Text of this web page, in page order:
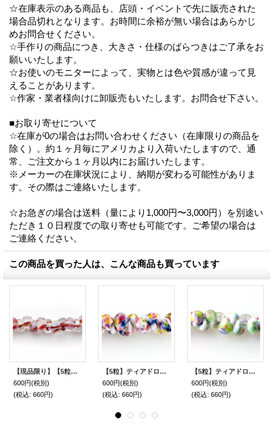
☆在庫表示のある商品も、店頭・イベントで先に販売された
場合品切れとなります。お時間に余裕が無い場合はあらかじ
めお問合せください。
☆手作りの商品につき、大きさ・仕様のばらつきはご了承をお
願いいたします。
☆お使いのモニターによって、実物とは色や質感が違って見
えることがあります。
☆作家・業者様向けに卸販売もいたします。お問合せ下さい。
■お取り寄せについて
☆在庫が0の場合はお問い合わせください（在庫限りの商品を
除く）。約１ヶ月毎にアメリカより入荷いたしますので、通
常、ご注文から１ヶ月以内にお届けいたします。
※メーカーの在庫状況により、納期が変わる可能性がありま
す。その際はご連絡いたします。
☆お急ぎの場合は送料（量により1,000円〜3,000円）を別途い
ただき１０日程度での取り寄せも可能です。ご希望の場合は
ご連絡ください。
この商品を買った人は、こんな商品も買っています
【現品限り】【5粒】ティアドロップビーズ エキゾチック【Iris】
600円(税別)
(税込: 660円)
【5粒】ティアドロップビーズ エキゾチック 【Aspen】
600円(税別)
(税込: 660円)
【5粒】ティアドロップビーズ ミックス【Peony】
600円(税別)
(税込: 660円)